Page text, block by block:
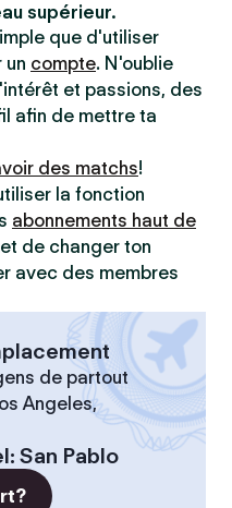
supérieur.
que d'utiliser
un compte. N'oublie
et passions, des
afin de mettre ta
des matchs!
la fonction
abonnements haut de
de changer ton
avec des membres
de partout
Angeles,
: San Pablo